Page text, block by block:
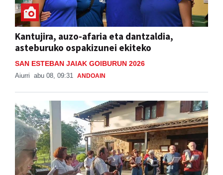
Kantujira, auzo-afaria eta dantzaldia,
asteburuko ospakizunei ekiteko
SAN ESTEBAN JAIAK GOIBURUN 2026
Aiurri abu 08, 09:31 ANDOAIN